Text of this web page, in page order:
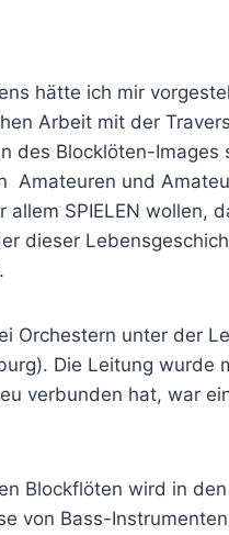
hätte ich mir
Arbeit mit der
des Blocklöten-Images
Amateuren und
SPIELEN wollen,
dieser
Orchestern unter der
Die Leitung wurde
verbunden hat, war
Blockflöten wird in
von Bass-